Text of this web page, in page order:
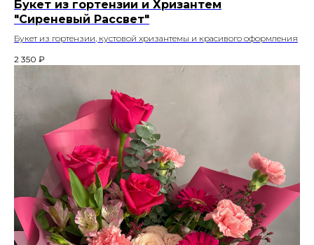
Букет из гортензии и Хризантем
"Сиреневый Рассвет"
Букет из гортензии, кустовой хризантемы и красивого оформления
2 350 ₽